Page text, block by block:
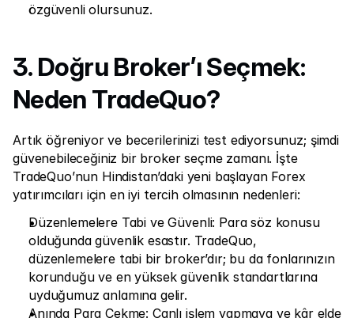
özgüvenli olursunuz.
3. Doğru Broker’ı Seçmek:
Neden TradeQuo?
Artık öğreniyor ve becerilerinizi test ediyorsunuz; şimdi
güvenebileceğiniz bir broker seçme zamanı. İşte
TradeQuo’nun Hindistan’daki yeni başlayan Forex
yatırımcıları için en iyi tercih olmasının nedenleri:
Düzenlemelere Tabi ve Güvenli: Para söz konusu
olduğunda güvenlik esastır. TradeQuo,
düzenlemelere tabi bir broker’dır; bu da fonlarınızın
korunduğu ve en yüksek güvenlik standartlarına
uyduğumuz anlamına gelir.
Anında Para Çekme: Canlı işlem yapmaya ve kâr elde